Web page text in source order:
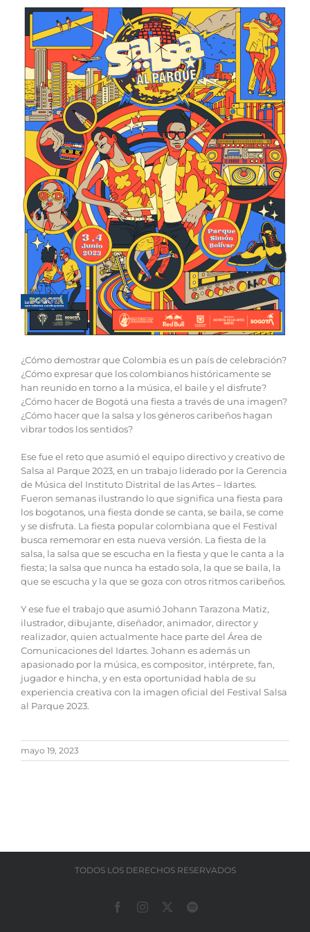
¿Cómo demostrar que Colombia es un país de celebración?
¿Cómo expresar que los colombianos históricamente se
han reunido en torno a la música, el baile y el disfrute?
¿Cómo hacer de Bogotá una fiesta a través de una imagen?
¿Cómo hacer que la salsa y los géneros caribeños hagan
vibrar todos los sentidos?
Ese fue el reto que asumió el equipo directivo y creativo de
Salsa al Parque 2023, en un trabajo liderado por la Gerencia
de Música del Instituto Distrital de las Artes – Idartes.
Fueron semanas ilustrando lo que significa una fiesta para
los bogotanos, una fiesta donde se canta, se baila, se come
y se disfruta. La fiesta popular colombiana que el Festival
busca rememorar en esta nueva versión. La fiesta de la
salsa, la salsa que se escucha en la fiesta y que le canta a la
fiesta; la salsa que nunca ha estado sola, la que se baila, la
que se escucha y la que se goza con otros ritmos caribeños.
Y ese fue el trabajo que asumió Johann Tarazona Matiz,
ilustrador, dibujante, diseñador, animador, director y
realizador, quien actualmente hace parte del Área de
Comunicaciones del Idartes. Johann es además un
apasionado por la música, es compositor, intérprete, fan,
jugador e hincha, y en esta oportunidad habla de su
experiencia creativa con la imagen oficial del Festival Salsa
al Parque 2023.
mayo 19, 2023
TODOS LOS DERECHOS RESERVADOS
FacebookInstagram Spotify